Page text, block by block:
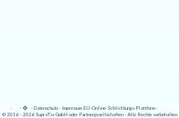
· · · Datenschutz · Impressum EU-Online-Schlichtungs-Plattform ·
© 2016 - 2026 SupraTix GmbH oder Partnergesellschaften - Alle Rechte vorbehalten.